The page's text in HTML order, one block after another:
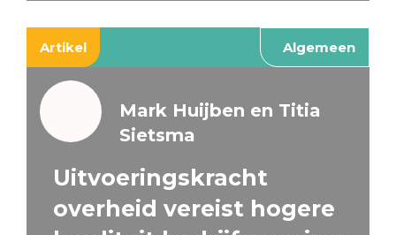
Artikel Algemeen
Mark Huijben en Titia
Sietsma
Uitvoeringskracht
overheid vereist hogere